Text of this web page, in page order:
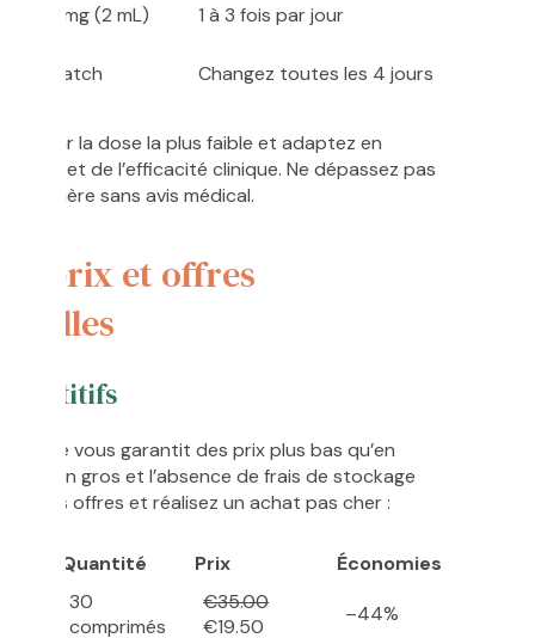
10 mg (2 mL) 1 à 3 fois par jour
1 patch Changez toutes les 4 jours
par la dose la plus faible et adaptez en
et de l’efficacité clinique. Ne dépassez pas
sans avis médical.
prix et offres
ligne vous garantit des prix plus bas qu’en
en gros et l’absence de frais de stockage
nos offres et réalisez un achat pas cher :
Quantité Prix
Économies
30
comprimés
€35.00
€19.50
–44%